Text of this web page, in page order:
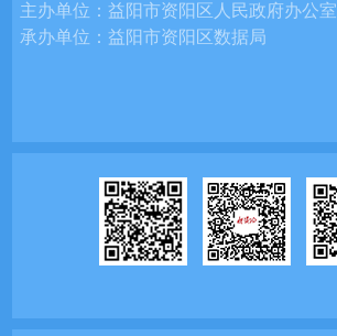
主办单位：益阳市资阳区人民政府办公室
承办单位：益阳市资阳区数据局